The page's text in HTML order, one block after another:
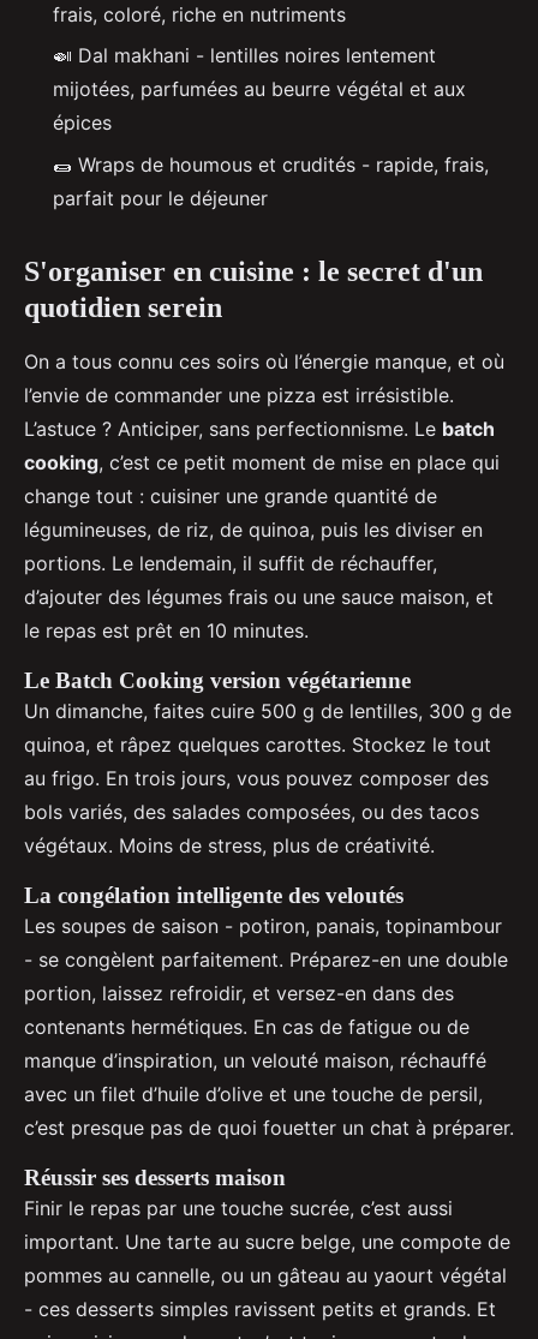
frais, coloré, riche en nutriments
🍛 Dal makhani - lentilles noires lentement
mijotées, parfumées au beurre végétal et aux
épices
🌯 Wraps de houmous et crudités - rapide, frais,
parfait pour le déjeuner
S'organiser en cuisine : le secret d'un
quotidien serein
On a tous connu ces soirs où l’énergie manque, et où
l’envie de commander une pizza est irrésistible.
L’astuce ? Anticiper, sans perfectionnisme. Le batch
cooking, c’est ce petit moment de mise en place qui
change tout : cuisiner une grande quantité de
légumineuses, de riz, de quinoa, puis les diviser en
portions. Le lendemain, il suffit de réchauffer,
d’ajouter des légumes frais ou une sauce maison, et
le repas est prêt en 10 minutes.
Le Batch Cooking version végétarienne
Un dimanche, faites cuire 500 g de lentilles, 300 g de
quinoa, et râpez quelques carottes. Stockez le tout
au frigo. En trois jours, vous pouvez composer des
bols variés, des salades composées, ou des tacos
végétaux. Moins de stress, plus de créativité.
La congélation intelligente des veloutés
Les soupes de saison - potiron, panais, topinambour
- se congèlent parfaitement. Préparez-en une double
portion, laissez refroidir, et versez-en dans des
contenants hermétiques. En cas de fatigue ou de
manque d’inspiration, un velouté maison, réchauffé
avec un filet d’huile d’olive et une touche de persil,
c’est presque pas de quoi fouetter un chat à préparer.
Réussir ses desserts maison
Finir le repas par une touche sucrée, c’est aussi
important. Une tarte au sucre belge, une compote de
pommes au cannelle, ou un gâteau au yaourt végétal
- ces desserts simples ravissent petits et grands. Et